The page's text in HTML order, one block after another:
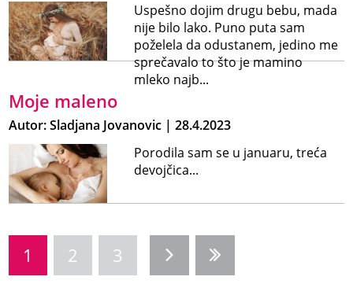
Uspešno dojim drugu bebu, mada
nije bilo lako. Puno puta sam
poželela da odustanem, jedino me
sprečavalo to što je mamino
mleko najb...
Moje maleno
Autor: Sladjana Jovanovic | 28.4.2023
Porodila sam se u januaru, treća
devojčica...
1 2 3